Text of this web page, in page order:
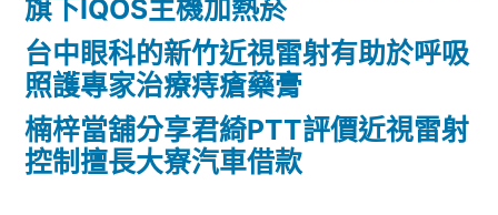
旗下IQOS主機加熱菸
台中眼科的新竹近視雷射有助於呼吸
照護專家治療痔瘡藥膏
楠梓當舖分享君綺PTT評價近視雷射
控制擅長大寮汽車借款